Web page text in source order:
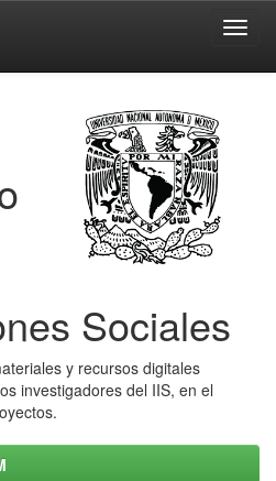
Sociales
y recursos digitales
investigadores del IIS, en el